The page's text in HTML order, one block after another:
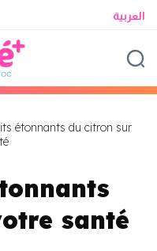
العربية
étonnants du citron sur
santé